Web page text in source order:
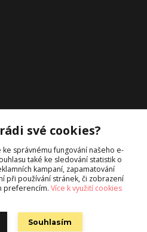
své cookies?
správnému fungování našeho e-
také ke sledování statistik o
kampaní, zapamatování
při používání stránek, či zobrazení
preferencím. Více k využití cookies
Souhlasím